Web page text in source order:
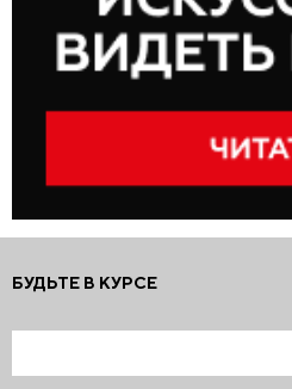
БУДЬТЕ В КУРСЕ